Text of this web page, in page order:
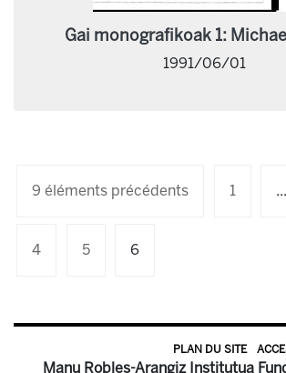
Gai monografikoak 1:
1991/06/01
9 éléments précédents 1 ...
4 5 6
PLAN DU SITE
Manu Robles-Arangiz Institutua